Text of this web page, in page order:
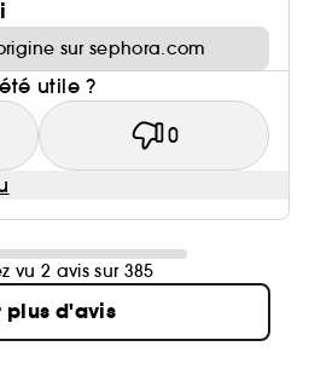
sur sephora.com
utile ?
0
vu 2 avis sur 385
plus d'avis